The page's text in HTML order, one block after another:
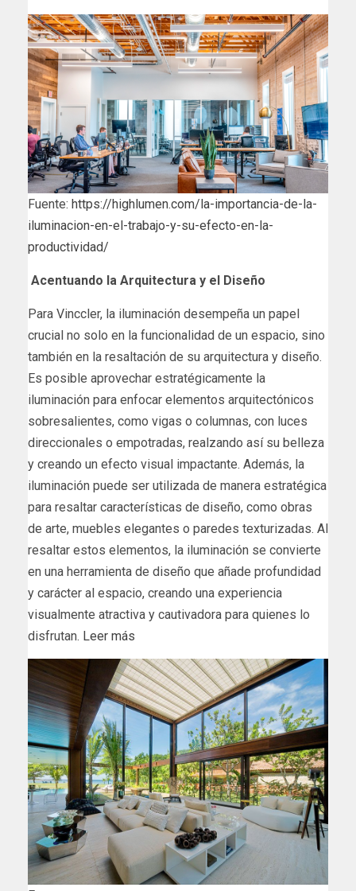
Fuente: https://highlumen.com/la-importancia-de-la-
iluminacion-en-el-trabajo-y-su-efecto-en-la-
productividad/
Acentuando la Arquitectura y el Diseño
Para Vinccler, la iluminación desempeña un papel
crucial no solo en la funcionalidad de un espacio, sino
también en la resaltación de su arquitectura y diseño.
Es posible aprovechar estratégicamente la
iluminación para enfocar elementos arquitectónicos
sobresalientes, como vigas o columnas, con luces
direccionales o empotradas, realzando así su belleza
y creando un efecto visual impactante. Además, la
iluminación puede ser utilizada de manera estratégica
para resaltar características de diseño, como obras
de arte, muebles elegantes o paredes texturizadas. Al
resaltar estos elementos, la iluminación se convierte
en una herramienta de diseño que añade profundidad
y carácter al espacio, creando una experiencia
visualmente atractiva y cautivadora para quienes lo
disfrutan. Leer más